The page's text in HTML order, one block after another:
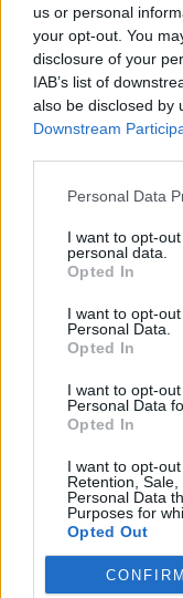
us or personal
your opt-out. You
disclosure of your
IAB’s list of
also be disclosed by
Downstream
Personal Data
I want to opt-
personal data.
Opted In
I want to opt-
Personal Data.
Opted In
I want to opt-
Personal Data
Opted In
I want to opt-
Retention,
Personal Data
Purposes for
Opted Out
CONFIRM
E-mail cím
Feliratkozom a
LEGFRISSEBB